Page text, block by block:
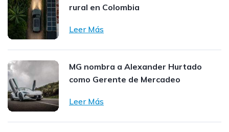
rural en Colombia
Leer Más
MG nombra a Alexander Hurtado
como Gerente de Mercadeo
Leer Más